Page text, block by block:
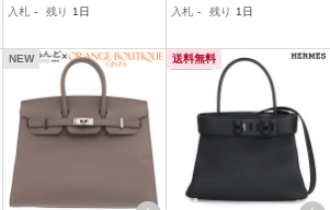
ンドバッグ レディース
入札 - 残り 1日
ッグ レディース
入札 - 残り 1日
NEW 送料無料